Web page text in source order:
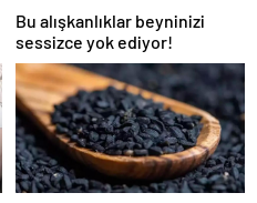
Bu alışkanlıklar beyninizi
sessizce yok ediyor!